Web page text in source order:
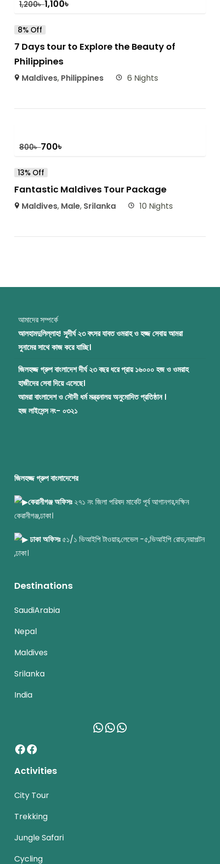
1,200৳1,100৳
8% Off
7 Days tour to Explore the Beauty of
Philippines
Maldives, Philippines 6 Nights
800৳ 700৳
13% Off
Fantastic Maldives Tour Package
Maldives, Male, Srilanka 10 Nights
আমাদের সম্পর্কে
আলহামদুলিল্লাহ! সুদীর্ঘ ২৩ বৎসর যাবত ওমরাহ ও হজ্জ সেবায় আমরা
সুনামের সাথে কাজ করে যাচ্ছি।
জিলহজ্জ গ্রুপ বাংলাদেশ দীর্ঘ ২৩ বছর ধরে প্রায় ১৬০০০ হজ ও ওমরাহ
হাজীদের সেবা দিয়ে এসেছে।
আমরা বাংলাদেশ ও সৌদী ধর্ম মন্ত্রনালয় অনুমোদিত প্রতিষ্ঠান ।
হজ লাইসেন্স নং- ০৩২১
জিলহজ্জ গ্রুপ বাংলাদেশের
কেরানীগঞ্জ অফিসঃ২৭১ নং জিলা পরিষদ মার্কেট পূর্ব আগানগর,দক্ষিন
কেরানীগঞ্জ,ঢাকা।
ঢাকা অফিসঃ৫১/১ ভিআইপি টাওয়ার,লেভেল -৫,ভিআইপি রোড,নয়াপল্টন
,ঢাকা।
Destinations
SaudiArabia
Nepal
Maldives
Srilanka
India
WhatsApp
WhatsApp
WhatsApp
Facebook
Facebook
Activities
City Tour
Trekking
Jungle Safari
Cycling